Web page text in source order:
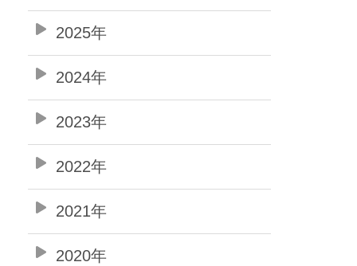
2025年
2024年
2023年
2022年
2021年
2020年